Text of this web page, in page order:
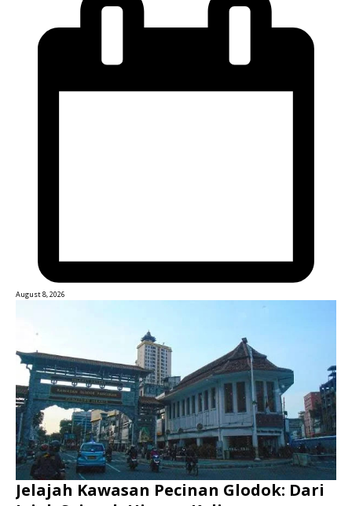
August 8, 2026
Jelajah Kawasan Pecinan Glodok: Dari